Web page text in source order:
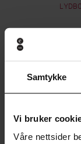
Samtykke
Vi bruker
Våre nettsider
Andre har